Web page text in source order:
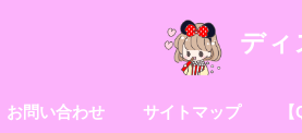
ディ
お問い合わせ サイトマップ